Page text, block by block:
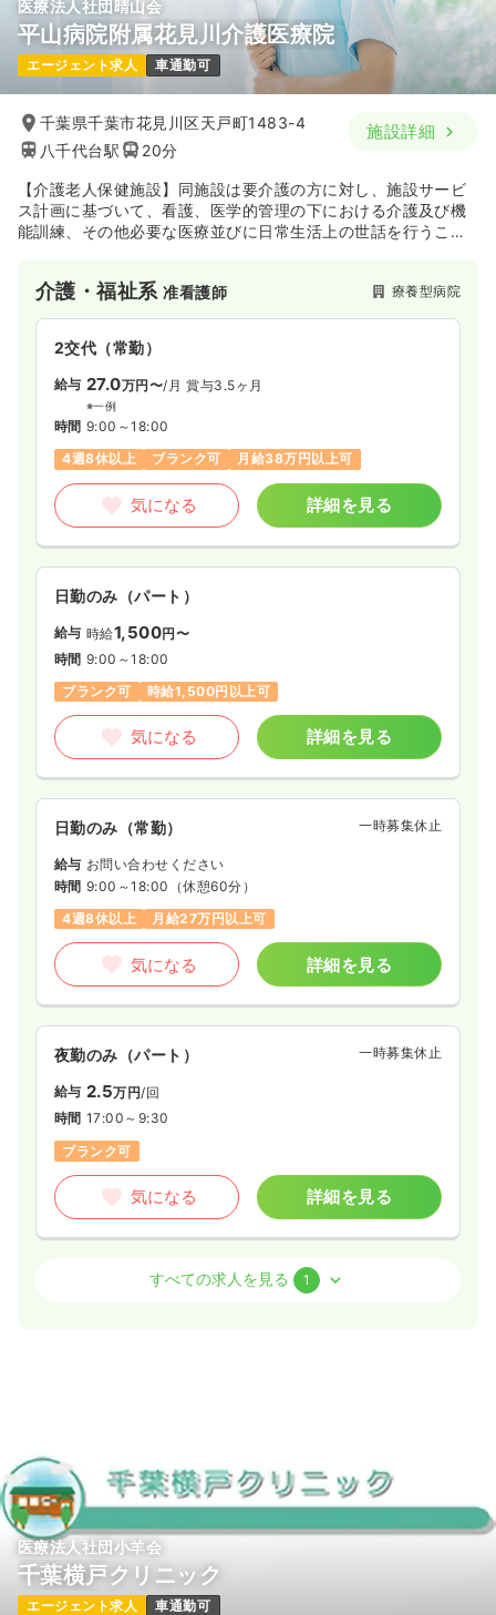
医療法人社団晴山会
平山病院附属花見川介護医療院
エージェント求人 車通勤可
千葉県千葉市花見川区天戸町1483-4
八千代台駅
20分
施設詳細
【介護老人保健施設】同施設は要介護の方に対し、施設サービ
ス計画に基づいて、看護、医学的管理の下における介護及び機
能訓練、その他必要な医療並びに日常生活上の世話を行うこと
介護・福祉系准看護師 療養型病院
2交代（常勤）
給与 27.0万円〜/月 賞与3.5ヶ月
※一例
時間 9:00～18:00
4週8休以上
ブランク可 月給38万円以上可
気になる 詳細を見る
日勤のみ（パート）
給与 時給1,500円〜
時間 9:00～18:00
ブランク可
時給1,500円以上可
気になる 詳細を見る
日勤のみ（常勤） 一時募集休止
給与 お問い合わせください
時間 9:00～18:00 （休憩60分）
4週8休以上
月給27万円以上可
気になる 詳細を見る
夜勤のみ（パート） 一時募集休止
給与 2.5万円/回
時間 17:00～9:30
ブランク可
気になる 詳細を見る
介護・福祉系准看護師 デイケア・デイサービス
気になる 詳細を見る
すべての求人を見る 1
医療法人社団小羊会
千葉横戸クリニック
エージェント求人 車通勤可